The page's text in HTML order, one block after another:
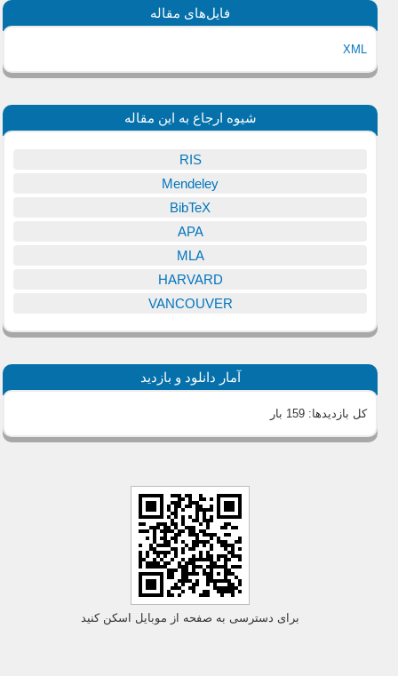
فایل‌های مقاله
XML
شیوه ارجاع به این مقاله
RIS
Mendeley
BibTeX
APA
MLA
HARVARD
VANCOUVER
آمار دانلود و بازدید
کل بازدیدها:159 بار
برای دسترسی به صفحه از موبایل اسکن کنید